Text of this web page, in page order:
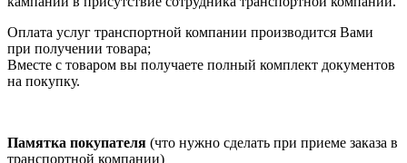
Оплата услуг транспортной компании производится Вами
при получении товара;
Вместе с товаром вы получаете полный комплект документов
на покупку.
Памятка покупателя (что нужно сделать при приеме заказа в
транспортной компании)